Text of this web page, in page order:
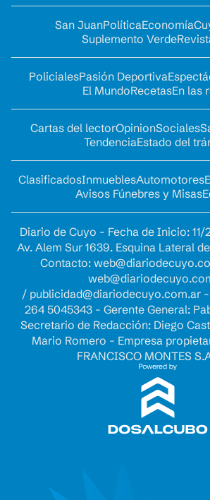
San JuanPolíticaEconomía
Suplemento Verde
PolicialesPasión Deportiva
El MundoRecetasEn las
Cartas del lectorOpinionSociales
TendenciaEstado del
ClasificadosInmueblesAutomotores
Avisos Fúnebres y Misas
Diario de Cuyo - Fecha de Inicio:
Av. Alem Sur 1639. Esquina Lateral
Contacto:
/ publicidad@diariodecuyo.com.ar-
264 5045343 - Gerente General:
Secretario de Redacción: Diego
Mario Romero - Empresa
FRANCISCO MONTES